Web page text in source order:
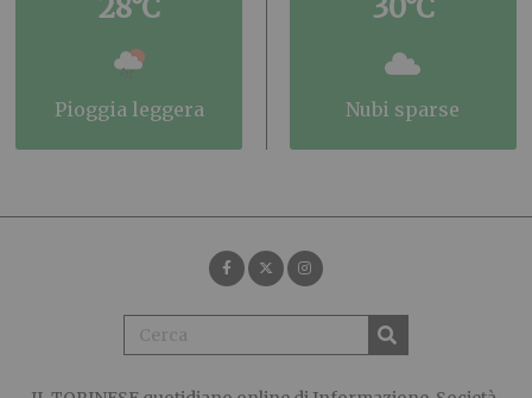
28°C
pioggia leggera
30°C
nubi sparse